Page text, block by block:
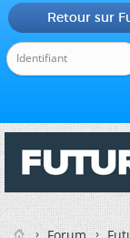
Retour sur